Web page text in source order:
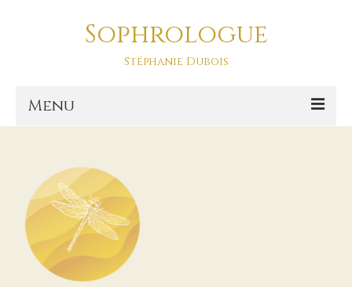
Sophrologue
Stéphanie Dubois
Menu
Prestations
SOPHRO DANSE-ASD
Sophro Balade La Baule
La sophrologie
Mon compte